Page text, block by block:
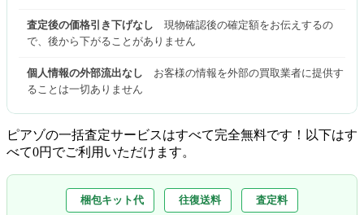
査定後の価格引き下げなし 現物確認後の確定額をお伝えするの
で、後から下がることがありません
個人情報の外部流出なし お客様の情報を外部の買取業者に提供す
ることは一切ありません
ピアゾの一括査定サービスはすべて完全無料です！以下はす
べて0円でご利用いただけます。
梱包キット代 往復送料 査定料